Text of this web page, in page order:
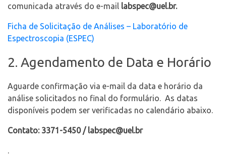
comunicada através do e-mail labspec@uel.br.
Ficha de Solicitação de Análises – Laboratório de
Espectroscopia (ESPEC)
2. Agendamento de Data e Horário
Aguarde confirmação via e-mail da data e horário da
análise solicitados no final do formulário. As datas
disponíveis podem ser verificadas no calendário abaixo.
Contato: 3371-5450 / labspec@uel.br
.